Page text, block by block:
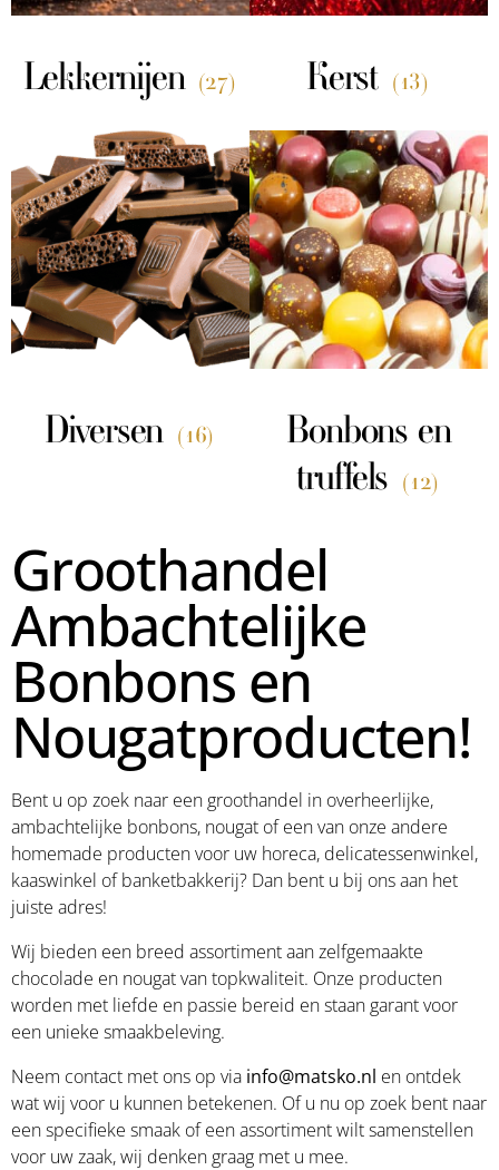
Lekkernijen (27) Kerst (13)
Diversen (16)
Bonbons en
truffels (12)
Groothandel
Ambachtelijke
Bonbons en
Nougatproducten!
Bent u op zoek naar een groothandel in overheerlijke,
ambachtelijke bonbons, nougat of een van onze andere
homemade producten voor uw horeca, delicatessenwinkel,
kaaswinkel of banketbakkerij? Dan bent u bij ons aan het
juiste adres!
Wij bieden een breed assortiment aan zelfgemaakte
chocolade en nougat van topkwaliteit. Onze producten
worden met liefde en passie bereid en staan garant voor
een unieke smaakbeleving.
Neem contact met ons op via info@matsko.nl en ontdek
wat wij voor u kunnen betekenen. Of u nu op zoek bent naar
een specifieke smaak of een assortiment wilt samenstellen
voor uw zaak, wij denken graag met u mee.